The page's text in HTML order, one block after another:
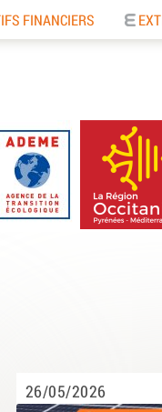
FINANCIERS
26/05/2026